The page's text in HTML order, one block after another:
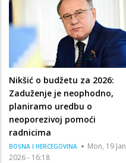
Nikšić o budžetu za 2026:
Zaduženje je neophodno,
planiramo uredbu o
neoporezivoj pomoći
radnicima
BOSNA I HERCEGOVINA
Mon, 19 Jan
2026 - 16:18